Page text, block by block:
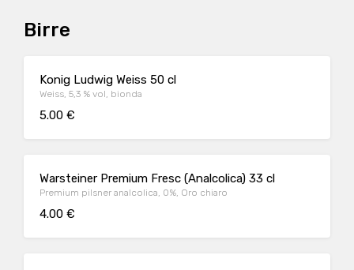
Birre
Konig Ludwig Weiss 50 cl
Weiss, 5,3 % vol, bionda
5.00 €
Warsteiner Premium Fresc (Analcolica) 33 cl
Premium pilsner analcolica, 0%, Oro chiaro
4.00 €